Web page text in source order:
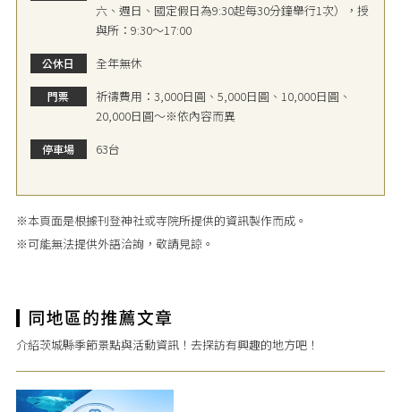
六、週日、國定假日為9:30起每30分鐘舉行1次），授
與所：9:30～17:00
公休日 全年無休
門票
祈禱費用：3,000日圓、5,000日圓、10,000日圓、
20,000日圓～※依內容而異
停車場 63台
※本頁面是根據刊登神社或寺院所提供的資訊製作而成。
※可能無法提供外語洽詢，敬請見諒。
介紹茨城縣季節景點與活動資訊！去探訪有興趣的地方吧！